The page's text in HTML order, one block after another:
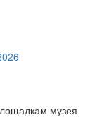
музея